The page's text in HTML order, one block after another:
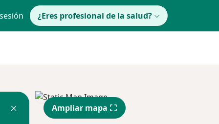
¿Eres profesional de la salud?
Ampliar mapa